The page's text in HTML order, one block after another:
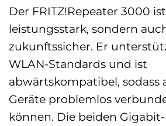
Der FRITZ!Repeater 3000
leistungsstark, sondern
zukunftssicher. Er
WLAN-Standards und ist
abwärtskompatibel, sodass
Geräte problemlos
können. Die beiden